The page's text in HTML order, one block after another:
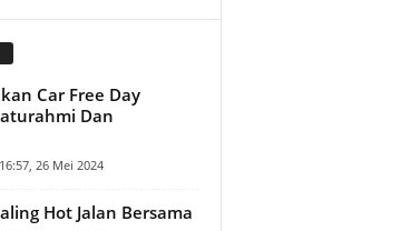
Car Free Day
Dan
26 Mei 2024
Hot Jalan Bersama